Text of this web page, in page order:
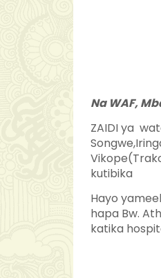
Na WAF,
ZAIDI ya
kutibika
Hayo
hapa Bw.
katika